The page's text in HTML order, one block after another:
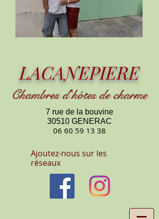
LACANEPIERE
Chambres d'hôtes de charme
7 rue de la bouvine
30510 GENERAC
06 60 59 13 38
Ajoutez-nous sur les
réseaux